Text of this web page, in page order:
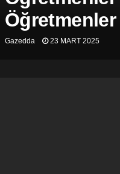
Gazedda 23 MART 2025